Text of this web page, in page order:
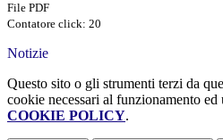
File PDF
Contatore click: 20
Notizie
Questo sito o gli strumenti terzi da
cookie necessari al funzionamento
COOKIE POLICY.